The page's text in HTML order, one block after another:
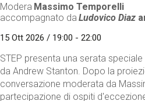
Modera Massimo Temporelli
accompagnato da Ludovico Diaz
15 Ott 2026 / 19:00 - 22:00
STEP presenta una serata
da Andrew Stanton. Dopo la
conversazione moderata da
partecipazione di ospiti